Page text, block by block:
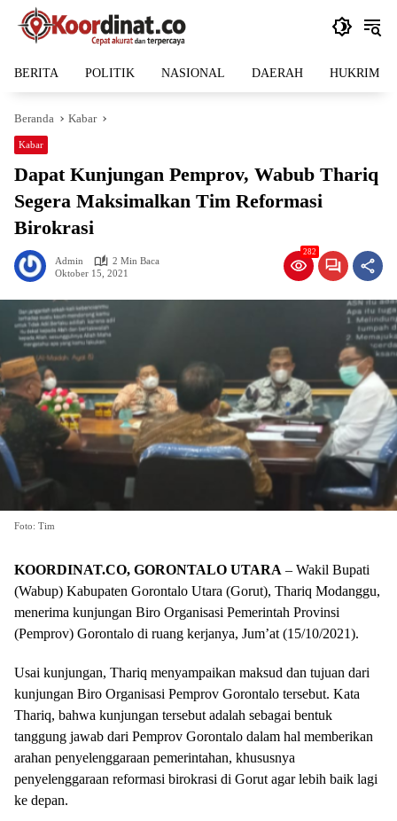
Langsung
BERITA POLITIK NASIONAL DAERAH HUKRIM
Beranda Kabar
Kabar
Dapat Kunjungan Pemprov, Wabub Thariq
Segera Maksimalkan Tim Reformasi
Birokrasi
Admin
2 Min Baca
Oktober 15, 2021
282
Foto: Tim
KOORDINAT.CO, GORONTALO UTARA – Wakil Bupati
(Wabup) Kabupaten Gorontalo Utara (Gorut), Thariq Modanggu,
menerima kunjungan Biro Organisasi Pemerintah Provinsi
(Pemprov) Gorontalo di ruang kerjanya, Jum’at (15/10/2021).
Usai kunjungan, Thariq menyampaikan maksud dan tujuan dari
kunjungan Biro Organisasi Pemprov Gorontalo tersebut. Kata
Thariq, bahwa kunjungan tersebut adalah sebagai bentuk
tanggung jawab dari Pemprov Gorontalo dalam hal memberikan
arahan penyelenggaraan pemerintahan, khususnya
penyelenggaraan reformasi birokrasi di Gorut agar lebih baik lagi
ke depan.